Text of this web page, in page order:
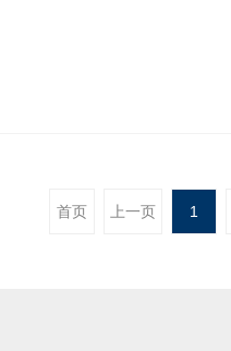
射卫星的前世今生，包括它们的
首页 上一页 1